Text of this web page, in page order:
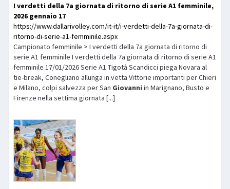
I verdetti della 7a giornata di ritorno di serie A1 femminile,
2026 gennaio 17
https://www.dallarivolley.com/it-it/i-verdetti-della-7a-giornata-di-
ritorno-di-serie-a1-femminile.aspx
Campionato femminile > I verdetti della 7a giornata di ritorno di
serie A1 femminile I verdetti della 7a giornata di ritorno di serie A1
femminile 17/01/2026 Serie A1 Tigotà Scandicci piega Novara al
tie-break, Conegliano allunga in vetta Vittorie importanti per Chieri
e Milano, colpi salvezza per San Giovanni in Marignano, Busto e
Firenze nella settima giornata [...]